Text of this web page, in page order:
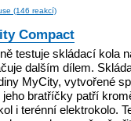
(146 reakcí)
Compact
testuje skládací kola
dalším dílem.
MyCity, vytvořené
bratříčky patří
i terénní elektrokolo.